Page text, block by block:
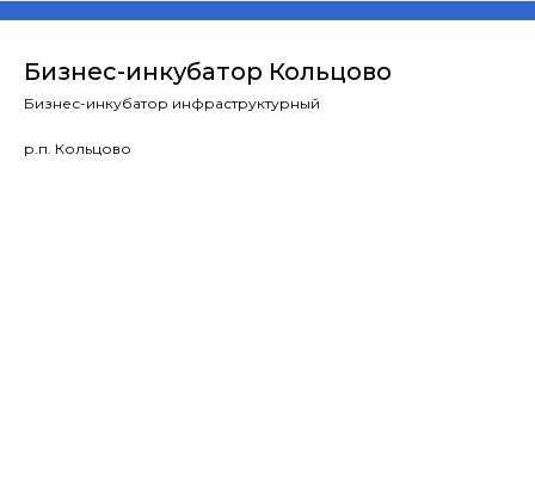
Бизнес-инкубатор Кольцово
Бизнес-инкубатор инфраструктурный
р.п. Кольцово